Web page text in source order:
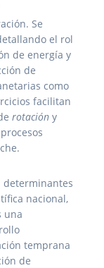
Se
el rol
de energía y
de
como
facilitan
rotación y
determinantes
nacional,
una
temprana
de